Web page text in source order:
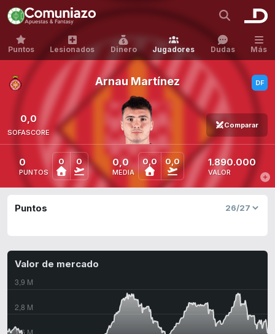
Puntos Lesionados Dinero Jugadores Dudas Más
Arnau Martínez
Comparar
0,0
SOFASCORE
0
PUNTOS
0 0 0,0
MEDIA
0,0 0,0 1.890.000
VALOR
Puntos
Valor de mercado